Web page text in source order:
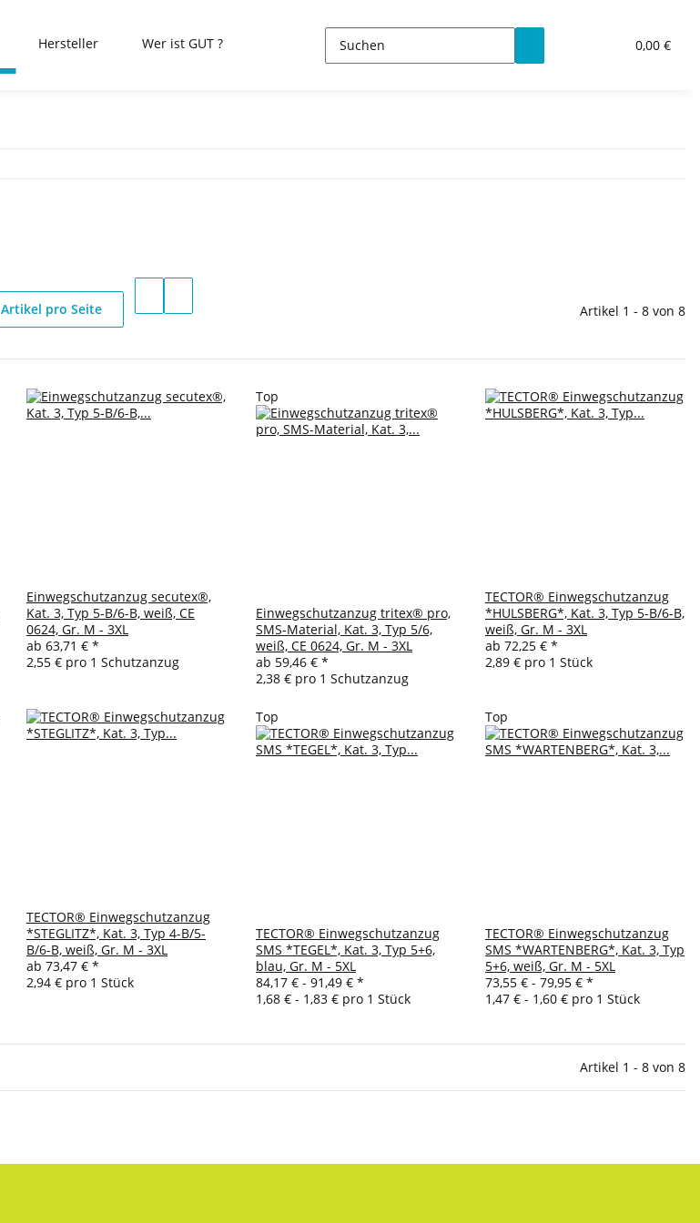
0,00 €
Hersteller Wer ist GUT ?
Artikel pro Seite Artikel 1 - 8 von 8
Einwegschutzanzug secutex®,
Kat. 3, Typ 5-B/6-B, weiß, CE
0624, Gr. M - 3XL
ab 63,71 € *
2,55 € pro 1 Schutzanzug
Top
Einwegschutzanzug tritex® pro,
SMS-Material, Kat. 3, Typ 5/6,
weiß, CE 0624, Gr. M - 3XL
ab 59,46 € *
2,38 € pro 1 Schutzanzug
TECTOR® Einwegschutzanzug
*HULSBERG*, Kat. 3, Typ 5-B/6-B,
weiß, Gr. M - 3XL
ab 72,25 € *
2,89 € pro 1 Stück
TECTOR® Einwegschutzanzug
*STEGLITZ*, Kat. 3, Typ 4-B/5-
B/6-B, weiß, Gr. M - 3XL
ab 73,47 € *
2,94 € pro 1 Stück
Top
TECTOR® Einwegschutzanzug
SMS *TEGEL*, Kat. 3, Typ 5+6,
blau, Gr. M - 5XL
84,17 € - 91,49 € *
1,68 € - 1,83 € pro 1 Stück
Top
TECTOR® Einwegschutzanzug
SMS *WARTENBERG*, Kat. 3, Typ
5+6, weiß, Gr. M - 5XL
73,55 € - 79,95 € *
1,47 € - 1,60 € pro 1 Stück
Artikel 1 - 8 von 8